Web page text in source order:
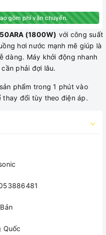
gồm phí vận chuyển.
(1800W) với công suất
hơi nước mạnh mẽ giúp là
dàng. Máy khởi động nhanh
phải đợi lâu.
phẩm trong 1 phút vào
đổi tùy theo điện áp.
Quốc